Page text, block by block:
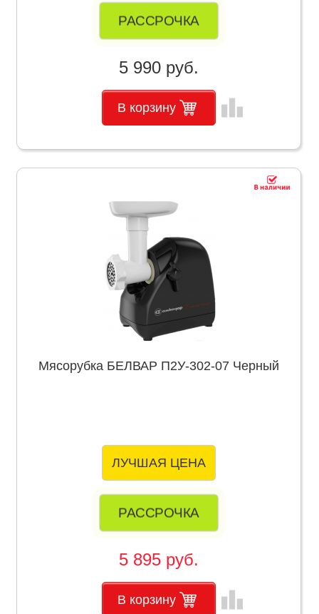
РАССРОЧКА
5 990 руб.
В корзину leaderboard
Мясорубка БЕЛВАР П2У-302-07 Черный
ЛУЧШАЯ ЦЕНА
РАССРОЧКА
5 895 руб.
В корзину leaderboard